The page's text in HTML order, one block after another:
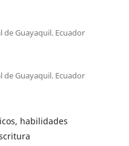
de Guayaquil. Ecuador
de Guayaquil. Ecuador
habilidades